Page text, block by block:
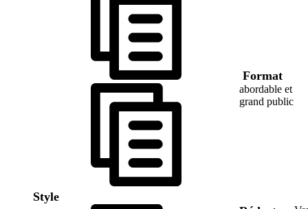
Format
Style
abordable et
grand public